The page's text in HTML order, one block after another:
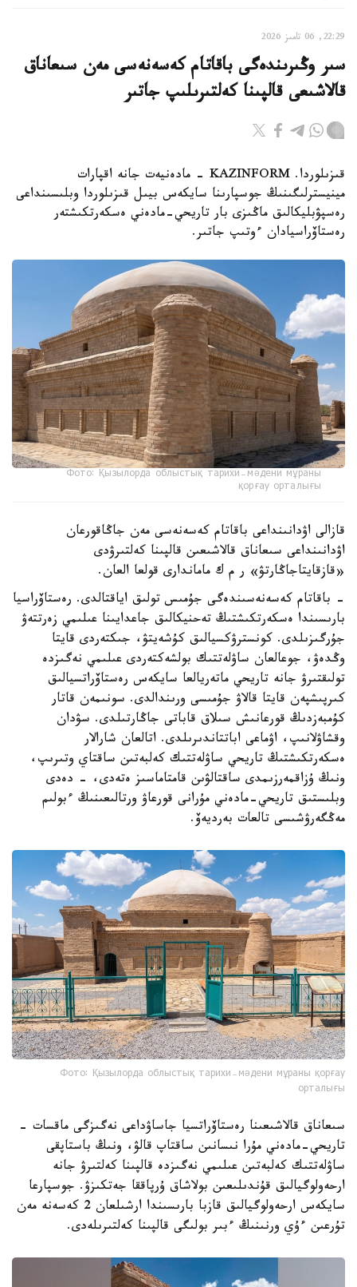
22:29, 06 تامىز 2026
سىر وڭىرىندەگى باقاتام كەسەنەسى مەن سىعاناق
قالاشىعى قالپىنا كەلتىرىلىپ جاتىر
قىزىلوردا. KAZINFORM - مادەنيەت جانە اقپارات
مينيسترلىگىنىڭ جوسپارىنا سايكەس بيىل قىزىلوردا وبلىسىنداعى
رەسپۋبليكالىق ماڭىزى بار تاريحي-مادەني ەسكەرتكىشتەر
رەستاۆراسيادان ءوتىپ جاتىر.
Фото: Қызылорда облыстық тарихи-мәдени мұраны
қорғау орталығы
قازالى اۋدانىنداعى باقاتام كەسەنەسى مەن جاڭاقورعان
اۋدانىنداعى سىعاناق قالاشىعىن قالپىنا كەلتىرۋدى
«قازقايتاجاڭارتۋ» ر م ك ماماندارى قولعا العان.
- باقاتام كەسەنەسىندەگى جۇمىس تولىق اياقتالدى. رەستاۆراسيا
بارىسىندا ەسكەرتكىشتىڭ تەحنيكالىق جاعدايىنا عىلىمي زەرتتەۋ
جۇرگىزىلدى. كونسترۋكسيالىق كۇشەيتۋ، جىكتەردى قايتا
وڭدەۋ، جوعالعان ساۋلەتتىك بولشەكتەردى عىلىمي نەگىزدە
تولىقتىرۋ جانە تاريحي ماتەريالعا سايكەس رەستاۆراتسيالىق
كىرپىشپەن قايتا قالاۋ جۇمىسى ورىندالدى. سونىمەن قاتار
كۇمبەزدىڭ قورعانىش سىلاق قاباتى جاڭارتىلدى. سۋدان
وقشاۋلانىپ، اۋماعى اباتتاندىرىلدى. اتالعان شارالار
ەسكەرتكىشتىڭ تاريحي ساۋلەتتىك كەلبەتىن ساقتاي وتىرىپ،
ونىڭ ۇزاقمەرزىمدى ساقتالۋىن قامتاماسىز ەتەدى، - دەدى
وبلىستىق تاريحي-مادەني مۇرانى قورعاۋ ورتالىعىنىڭ ءبولىم
مەڭگەرۋشىسى تالعات بەرديەۆ.
Фото: Қызылорда облыстық тарихи-мәдени мұраны қорғау
орталығы
سىعاناق قالاشىعىنا رەستاۆراتسيا جاساۋداعى نەگىزگى ماقسات -
تاريحي-مادەني مۇرا نىسانىن ساقتاپ قالۋ، ونىڭ باستاپقى
ساۋلەتتىك كەلبەتىن عىلىمي نەگىزدە قالپىنا كەلتىرۋ جانە
ارحەولوگيالىق قۇندىلىعىن بولاشاق ۇرپاققا جەتكىزۋ. جوسپارعا
سايكەس ارحەولوگيالىق قازبا بارىسىندا ارشىلعان 2 كەسەنە مەن
تۇرعىن ءۇي ورنىنىڭ ءبىر بولىگى قالپىنا كەلتىرىلەدى.